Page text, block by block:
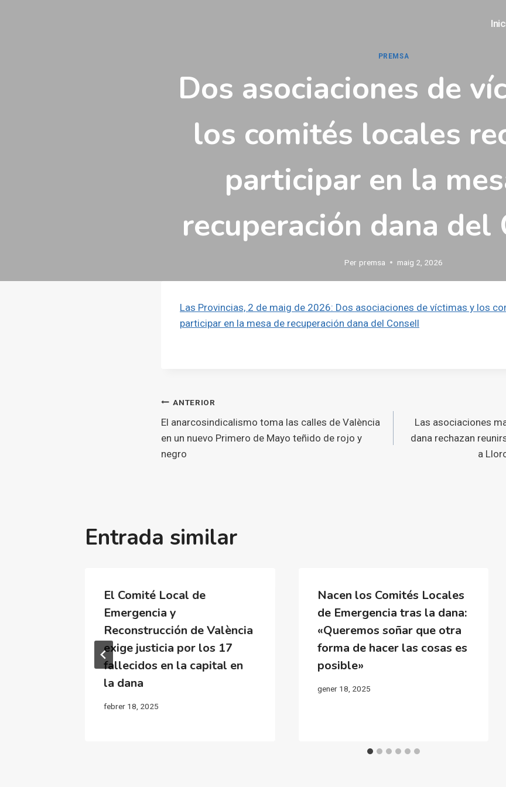
PREMSA
Dos asociaciones de
los comités locales
participar en la
recuperación dana del
Per premsa maig 2, 2026
Las Provincias, 2 de maig de 2026: Dos asociaciones de víctimas y los
participar en la mesa de recuperación dana del Consell
Navegació
d'entrades
ANTERIOR
El anarcosindicalismo toma las calles de València
en un nuevo Primero de Mayo teñido de rojo y
negro
Las asociaciones
dana rechazan
a
Entrada similar
El Comité Local de
Emergencia y
Reconstrucción de València
exige justicia por los 17
fallecidos en la capital en
la dana
febrer 18, 2025
Nacen los Comités Locales
de Emergencia tras la dana:
«Queremos soñar que otra
forma de hacer las cosas es
posible»
gener 18, 2025